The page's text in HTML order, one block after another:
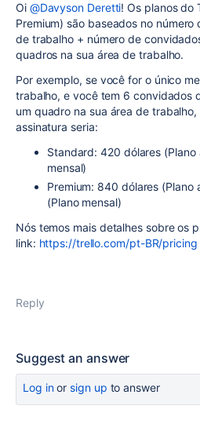
Oi @Davyson Deretti! Os planos do
Premium) são baseados no
de trabalho + número de
quadros na sua área de trabalho.
Por exemplo, se você for o único
trabalho, e você tem 6 convidados
um quadro na sua área de
assinatura seria:
Standard: 420 dólares
mensal)
Premium: 840 dólares (Plano
(Plano mensal)
Nós temos mais detalhes sobre os
link: https://trello.com/pt-BR/pricing
Reply
Suggest an answer
Log inor sign up to answer